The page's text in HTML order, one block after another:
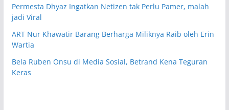
Permesta Dhyaz Ingatkan Netizen tak Perlu Pamer, malah
jadi Viral
ART Nur Khawatir Barang Berharga Miliknya Raib oleh Erin
Wartia
Bela Ruben Onsu di Media Sosial, Betrand Kena Teguran
Keras